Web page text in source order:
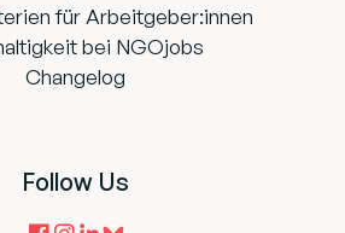
für Arbeitgeber:innen
bei NGOjobs
Changelog
Follow Us